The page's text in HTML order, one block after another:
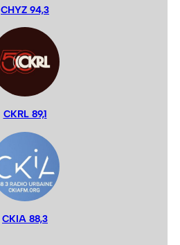
CHYZ 94,3
CKRL 89,1
CKIA 88,3